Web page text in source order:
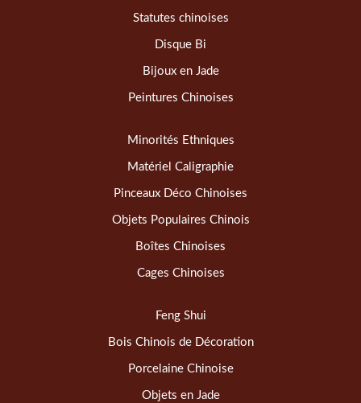
Statutes chinoises
Disque Bi
Bijoux en Jade
Peintures Chinoises
Minorités Ethniques
Matériel Caligraphie
Pinceaux Déco Chinoises
Objets Populaires Chinois
Boîtes Chinoises
Cages Chinoises
Feng Shui
Bois Chinois de Décoration
Porcelaine Chinoise
Objets en Jade